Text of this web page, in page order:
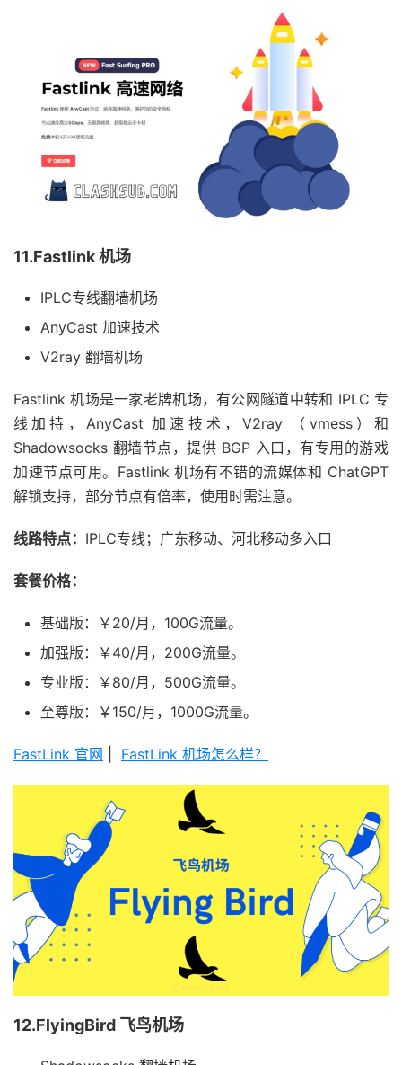
11.Fastlink 机场
IPLC专线翻墙机场
AnyCast 加速技术
V2ray 翻墙机场
Fastlink 机场是一家老牌机场，有公网隧道中转和 IPLC 专
线加持，AnyCast 加速技术，V2ray （vmess）和
Shadowsocks 翻墙节点，提供 BGP 入口，有专用的游戏
加速节点可用。Fastlink 机场有不错的流媒体和 ChatGPT
解锁支持，部分节点有倍率，使用时需注意。
线路特点： IPLC专线；广东移动、河北移动多入口
套餐价格：
基础版：￥20/月，100G流量。
加强版：￥40/月，200G流量。
专业版：￥80/月，500G流量。
至尊版：￥150/月，1000G流量。
FastLink 官网 FastLink 机场怎么样？
12.FlyingBird 飞鸟机场